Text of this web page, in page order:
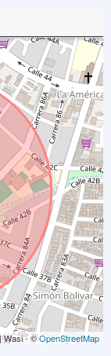
Wasi - ©OpenStreetMap